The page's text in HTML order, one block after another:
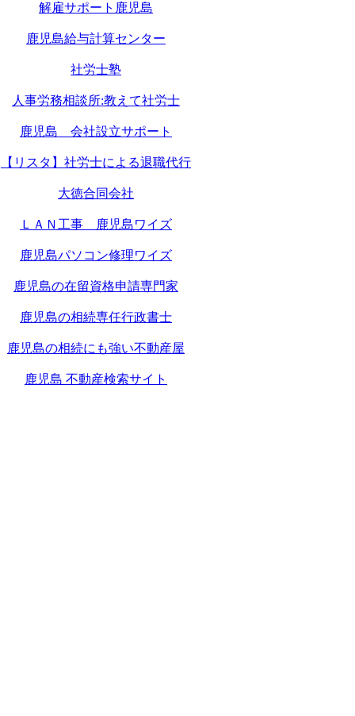
解雇サポート鹿児島
鹿児島給与計算センター
社労士塾
人事労務相談所:教えて社労士
鹿児島 会社設立サポート
【リスタ】社労士による退職代行
大徳合同会社
ＬＡＮ工事 鹿児島ワイズ
鹿児島パソコン修理ワイズ
鹿児島の在留資格申請専門家
鹿児島の相続専任行政書士
鹿児島の相続にも強い不動産屋
鹿児島 不動産検索サイト